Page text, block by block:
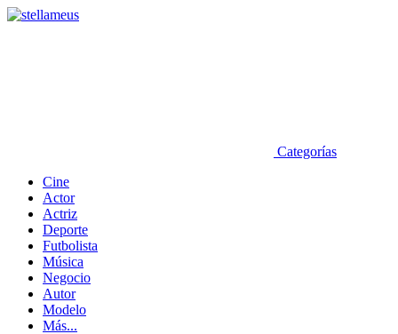
Categorías
Cine
Actor
Actriz
Deporte
Futbolista
Música
Negocio
Autor
Modelo
Más...